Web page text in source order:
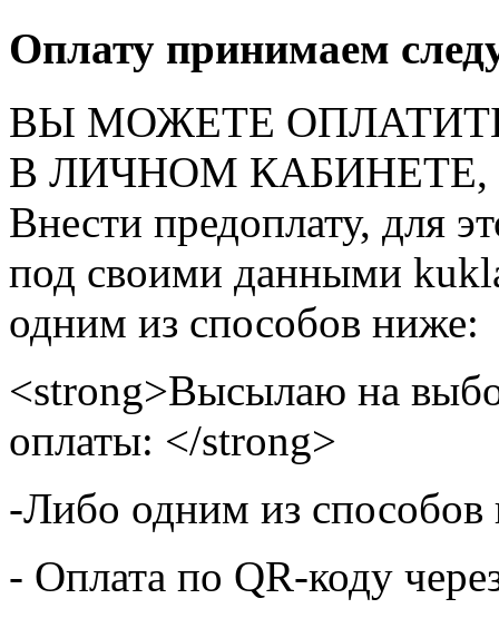
Оплату принимаем
ВЫ МОЖЕТЕ
В ЛИЧНОМ КАБИНЕТЕ,
Внести предоплату, для
под своими данными
одним из способов ниже:
<strong>Высылаю на
оплаты: </strong>
-Либо одним из
- Оплата по QR-коду